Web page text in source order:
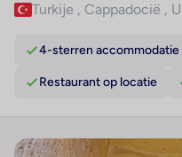
Turkije , Cappadocië ,
4-sterren accommodatie
Restaurant op locatie